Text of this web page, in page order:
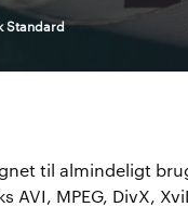
Standard
til almindeligt
MPEG, DivX,